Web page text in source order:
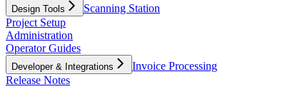
Design Tools
Scanning Station
Project Setup
Administration
Operator Guides
Developer & Integrations
Invoice Processing
Release Notes